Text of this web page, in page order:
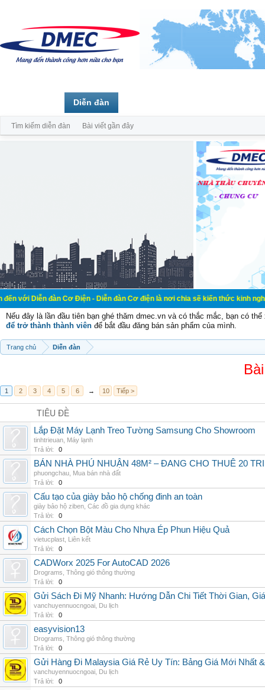
đàn Cơ Điện - Diễn đàn Cơ điện là nơi chia sẽ kiến thức kinh nghiệm
Nếu đây là lần đầu tiên bạn ghé thăm dmec.vn và có thắc mắc, bạn có
để trở thành thành viên để bắt đầu đăng bán sản phẩm của mình.
Trang chủ Diễn đàn
1 2 3 4 5 6 → 10 Tiếp >
TIÊU ĐỀ
Lắp Đặt Máy Lạnh Treo Tường Samsung Cho Showroom
tinhtrieuan Máy lạnh
Trả lời:
0
BÁN NHÀ PHÚ NHUẬN 48M² – ĐANG CHO THUÊ 20
phuongchau Mua bán nhà đất
Trả lời:
0
Cấu tạo của giày bảo hộ chống đinh an toàn
giày bảo hộ ziben Các đồ gia dụng khác
Trả lời:
0
Cách Chọn Bột Màu Cho Nhựa Ép Phun Hiệu Quả
vietucplast Liên kết
Trả lời:
0
CADWorx 2025 For AutoCAD 2026
Drograms Thông gió thông thường
Trả lời:
0
Gửi Sách Đi Mỹ Nhanh: Hướng Dẫn Chi Tiết Thời Gian,
vanchuyennuocngoai Du lịch
Trả lời:
0
easyvision13
Drograms Thông gió thông thường
Trả lời:
0
Gửi Hàng Đi Malaysia Giá Rẻ Uy Tín: Bảng Giá Mới Nhất
vanchuyennuocngoai Du lịch
Trả lời:
0
Diễn đàn
Tìm kiếm diễn đàn Bài viết gần đây